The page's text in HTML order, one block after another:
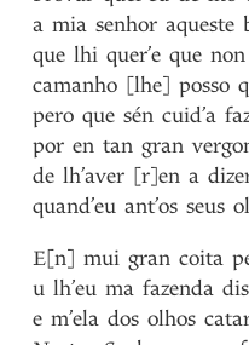
a mia senhor aqueste
que lhi quer’e que non
camanho [lhe] posso
pero que sén cuid’a
por en tan gran
de lh’aver [r]en a
quand’eu ant’os seus
E[n] mui gran coita
u lh’eu ma fazenda
e m’ela dos olhos